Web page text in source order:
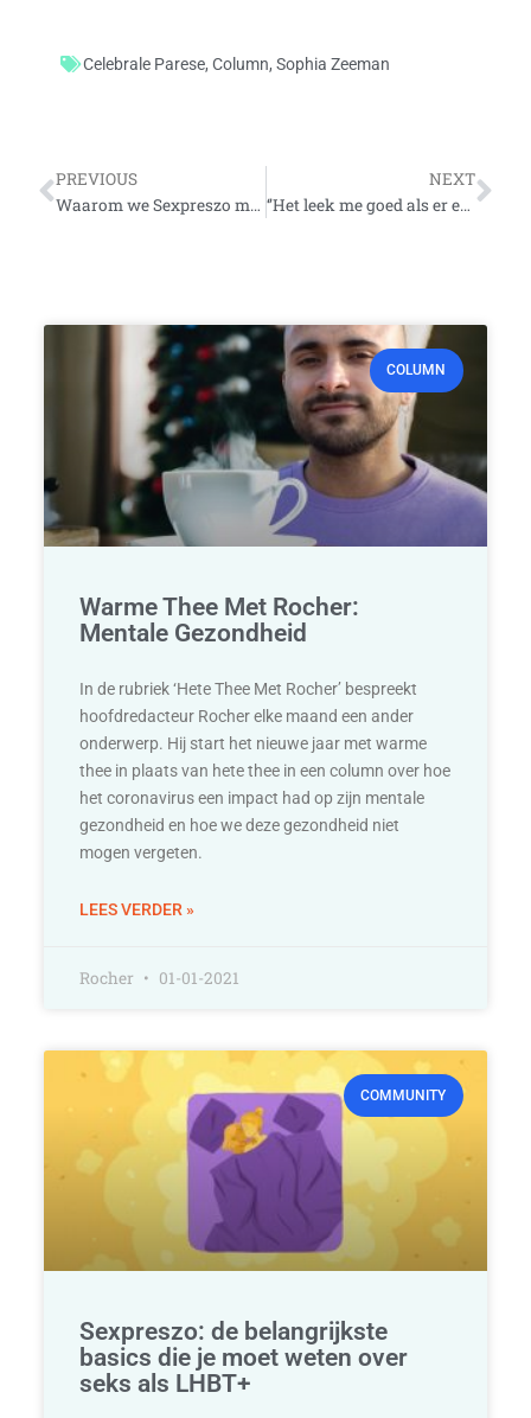
Celebrale Parese, Column, Sophia Zeeman
Vorige
PREVIOUS
Waarom we Sexpreszo maken: in gesprek met Minister van Engelshoven
NEXT
‘’Het leek me goed als er een boek kwam dat je als jonge christelijke LHBT’er kunt lezen, om te zien dat je niet alleen bent’’
COLUMN
Warme Thee Met Rocher:
Mentale Gezondheid
In de rubriek ‘Hete Thee Met Rocher’ bespreekt
hoofdredacteur Rocher elke maand een ander
onderwerp. Hij start het nieuwe jaar met warme
thee in plaats van hete thee in een column over hoe
het coronavirus een impact had op zijn mentale
gezondheid en hoe we deze gezondheid niet
mogen vergeten.
LEES VERDER »
Rocher 01-01-2021
COMMUNITY
Sexpreszo: de belangrijkste
basics die je moet weten over
seks als LHBT+